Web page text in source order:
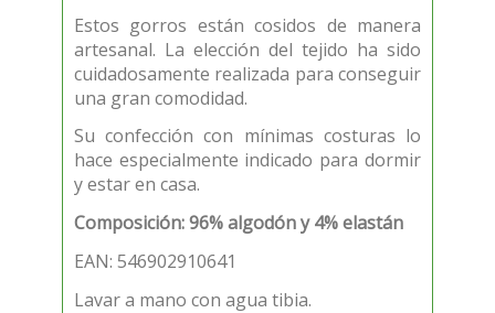
Estos gorros están cosidos de manera
artesanal. La elección del tejido ha sido
cuidadosamente realizada para conseguir
una gran comodidad.
Su confección con mínimas costuras lo
hace especialmente indicado para dormir
y estar en casa.
Composición: 96% algodón y 4% elastán
EAN: 546902910641
Lavar a mano con agua tibia.